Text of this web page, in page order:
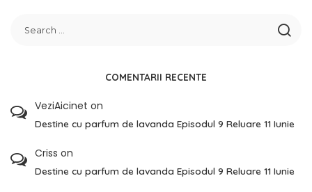
COMENTARII RECENTE
VeziAicinet on
Destine cu parfum de lavanda Episodul 9 Reluare 11 Iunie
Criss on
Destine cu parfum de lavanda Episodul 9 Reluare 11 Iunie